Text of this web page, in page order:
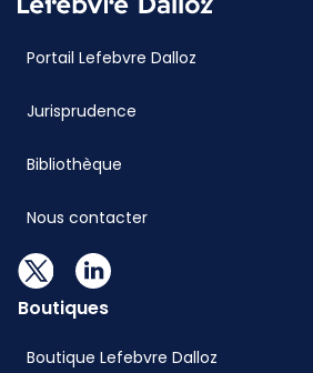
Portail Lefebvre Dalloz
Jurisprudence
Bibliothèque
Nous contacter
Boutiques
Boutique Lefebvre Dalloz